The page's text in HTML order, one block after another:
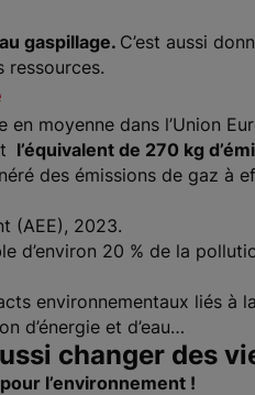
gaspillage. C’est aussi
ressources.
moyenne dans l’Union
l’équivalent de 270 kg
des émissions de gaz à
(AEE), 2023.
20 % de la
environnementaux liés à
d’énergie et d’eau…
changer des
l’environnement !